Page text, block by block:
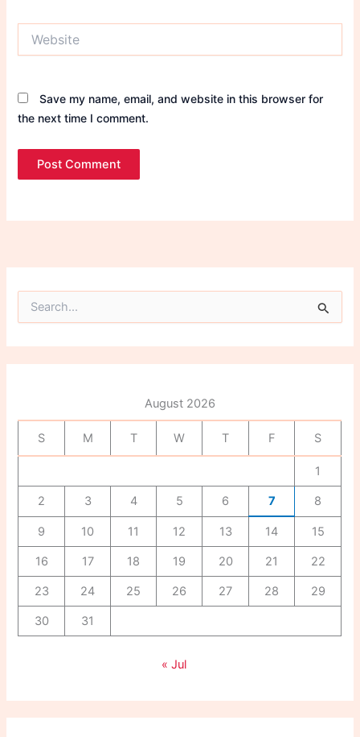
Save my name, email, and website in this browser for
the next time I comment.
r
c
August 2026
S M T W T F S
1
2 3 4 5 6 7 8
9 10 11 12 13 14 15
16 17 18 19 20 21 22
23 24 25 26 27 28 29
30 31
« Jul